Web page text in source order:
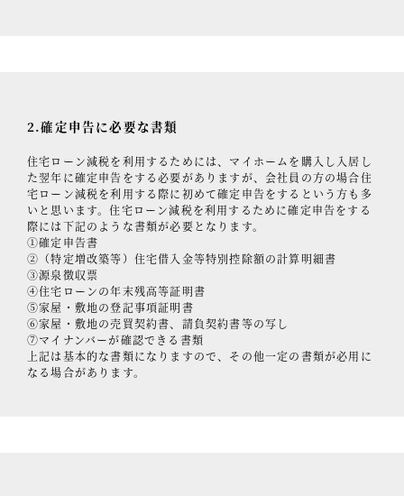
2.確定申告に必要な書類
住宅ローン減税を利用するためには、マイホームを購入し入居し
た翌年に確定申告をする必要がありますが、会社員の方の場合住
宅ローン減税を利用する際に初めて確定申告をするという方も多
いと思います。住宅ローン減税を利用するために確定申告をする
際には下記のような書類が必要となります。
①確定申告書
②（特定増改築等）住宅借入金等特別控除額の計算明細書
③源泉徴収票
④住宅ローンの年末残高等証明書
⑤家屋・敷地の登記事項証明書
⑥家屋・敷地の売買契約書、請負契約書等の写し
⑦マイナンバーが確認できる書類
上記は基本的な書類になりますので、その他一定の書類が必用に
なる場合があります。